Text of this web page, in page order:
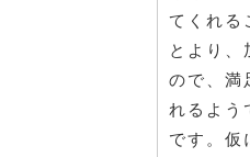
てくれる
とより、
ので、満
れるよう
です。仮